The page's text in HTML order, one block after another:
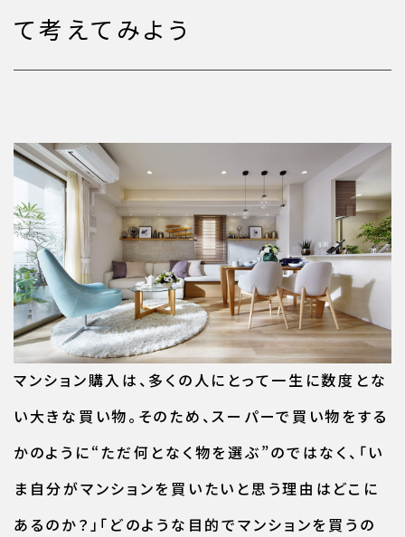
て考えてみよう
マンション購入は、多くの人にとって一生に数度とな
い大きな買い物。そのため、スーパーで買い物をする
かのように“ただ何となく物を選ぶ”のではなく、「い
ま自分がマンションを買いたいと思う理由はどこに
あるのか？」「どのような目的でマンションを買うの